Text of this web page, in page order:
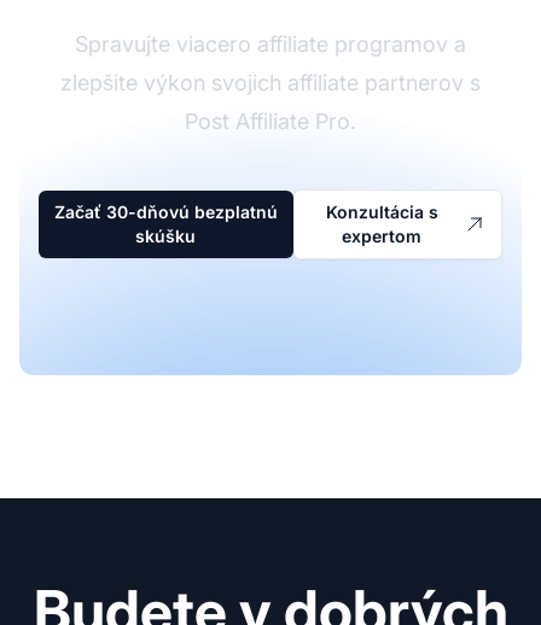
Spravujte viacero affiliate programov a
zlepšite výkon svojich affiliate partnerov s
Post Affiliate Pro.
Začať 30-dňovú bezplatnú
skúšku
Konzultácia s
expertom